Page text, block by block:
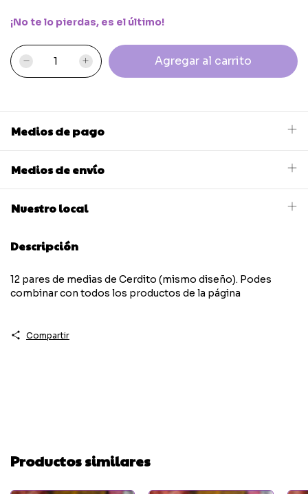
¡No te lo pierdas, es el último!
Medios de pago
Medios de envío
Nuestro local
Descripción
12 pares de medias de Cerdito (mismo diseño). Podes
combinar con todos los productos de la página
Compartir
Productos similares